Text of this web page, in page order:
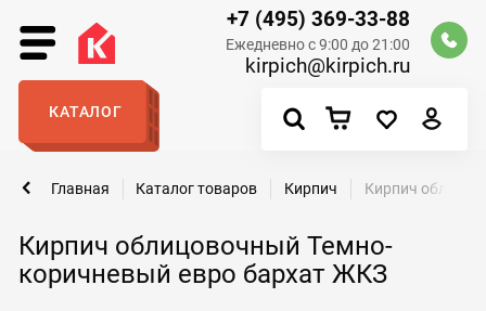
+7 (495) 369-33-88
Ежедневно с 9:00 до 21:00
kirpich@kirpich.ru
КАТАЛОГ
Кирпич облицовочный Темно-
коричневый евро бархат ЖКЗ
Главная Каталог товаров Кирпич Кирпич